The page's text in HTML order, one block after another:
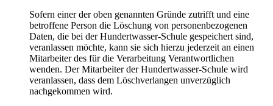
Sofern einer der oben genannten Gründe zutrifft und eine
betroffene Person die Löschung von personenbezogenen
Daten, die bei der Hundertwasser-Schule gespeichert sind,
veranlassen möchte, kann sie sich hierzu jederzeit an einen
Mitarbeiter des für die Verarbeitung Verantwortlichen
wenden. Der Mitarbeiter der Hundertwasser-Schule wird
veranlassen, dass dem Löschverlangen unverzüglich
nachgekommen wird.